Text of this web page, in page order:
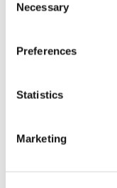
Selection
Necessary
Preferences
Statistics
Marketing
corretto
individuare
Concludendo,